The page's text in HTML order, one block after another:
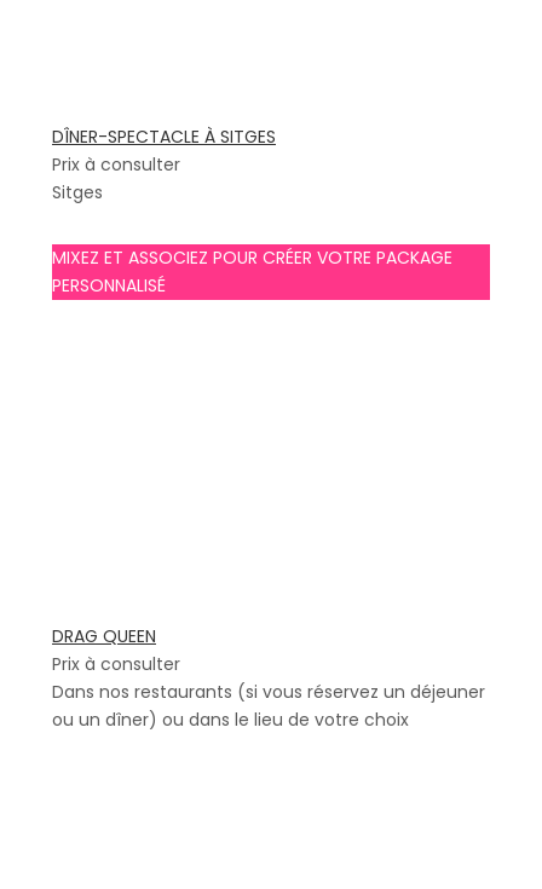
DÎNER-SPECTACLE À SITGES
Prix à consulter
Sitges
MIXEZ ET ASSOCIEZ POUR CRÉER VOTRE PACKAGE
PERSONNALISÉ
DRAG QUEEN
Prix à consulter
Dans nos restaurants (si vous réservez un déjeuner
ou un dîner) ou dans le lieu de votre choix